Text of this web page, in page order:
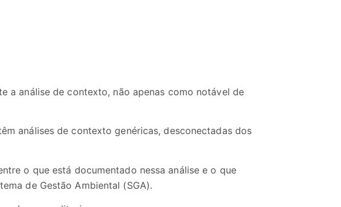
a análise de contexto, não apenas como notável de
análises de contexto genéricas, desconectadas dos
o que está documentado nessa análise e o que
de Gestão Ambiental (SGA).